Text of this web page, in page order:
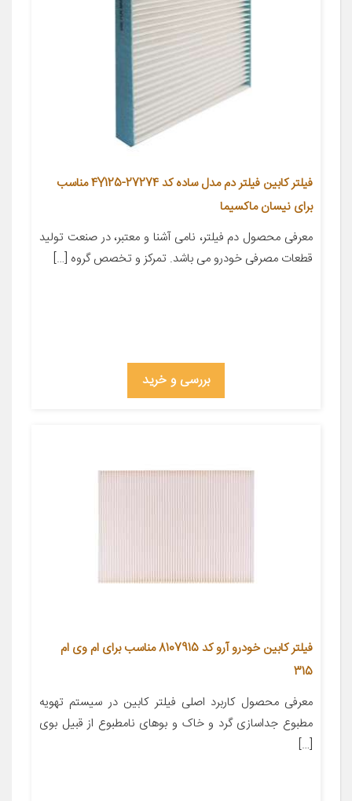
فیلتر کابین فیلتر دم مدل ساده کد 27274-4Y125 مناسب
برای نیسان ماکسیما
معرفی محصول دم فیلتر، نامی آشنا و معتبر، در صنعت تولید
قطعات مصرفی خودرو می باشد. تمرکز و تخصص گروه […]
بررسی و خرید
فیلتر کابین خودرو آرو کد 8107915 مناسب برای ام وی ام
315
معرفی محصول کاربرد اصلی فیلتر کابین در سیستم تهویه
مطبوع جداسازی گرد و خاک و بوهای نامطبوع از قبیل بوی
[…]